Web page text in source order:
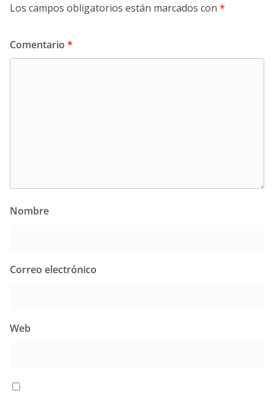
Los campos obligatorios están marcados con *
Comentario *
Nombre
Correo electrónico
Web